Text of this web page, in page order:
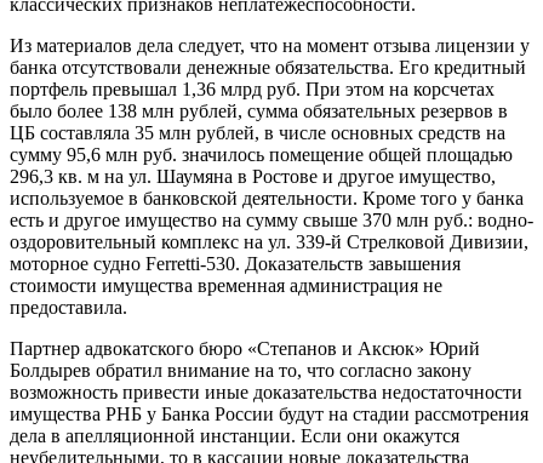
классических признаков неплатежеспособности.
Из материалов дела следует, что на момент отзыва лицензии у
банка отсутствовали денежные обязательства. Его кредитный
портфель превышал 1,36 млрд руб. При этом на корсчетах
было более 138 млн рублей, сумма обязательных резервов в
ЦБ составляла 35 млн рублей, в числе основных средств на
сумму 95,6 млн руб. значилось помещение общей площадью
296,3 кв. м на ул. Шаумяна в Ростове и другое имущество,
используемое в банковской деятельности. Кроме того у банка
есть и другое имущество на сумму свыше 370 млн руб.: водно-
оздоровительный комплекс на ул. 339-й Стрелковой Дивизии,
моторное судно Ferretti-530. Доказательств завышения
стоимости имущества временная администрация не
предоставила.
Партнер адвокатского бюро «Степанов и Аксюк» Юрий
Болдырев обратил внимание на то, что согласно закону
возможность привести иные доказательства недостаточности
имущества РНБ у Банка России будут на стадии рассмотрения
дела в апелляционной инстанции. Если они окажутся
неубедительными, то в кассации новые доказательства